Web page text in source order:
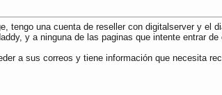
tengo una cuenta de reseller con digitalserver y
y a ninguna de las paginas que intente entrar
a sus correos y tiene información que necesita